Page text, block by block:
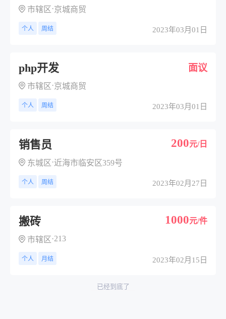
市辖区 ·京城商贸
个人 周结 2023年03月01日
php开发 面议
市辖区 ·京城商贸
个人 周结 2023年03月01日
销售员 200元/日
东城区 ·近海市临安区359号
个人 周结 2023年02月27日
搬砖 1000元/件
市辖区 ·213
个人 月结 2023年02月15日
已经到底了